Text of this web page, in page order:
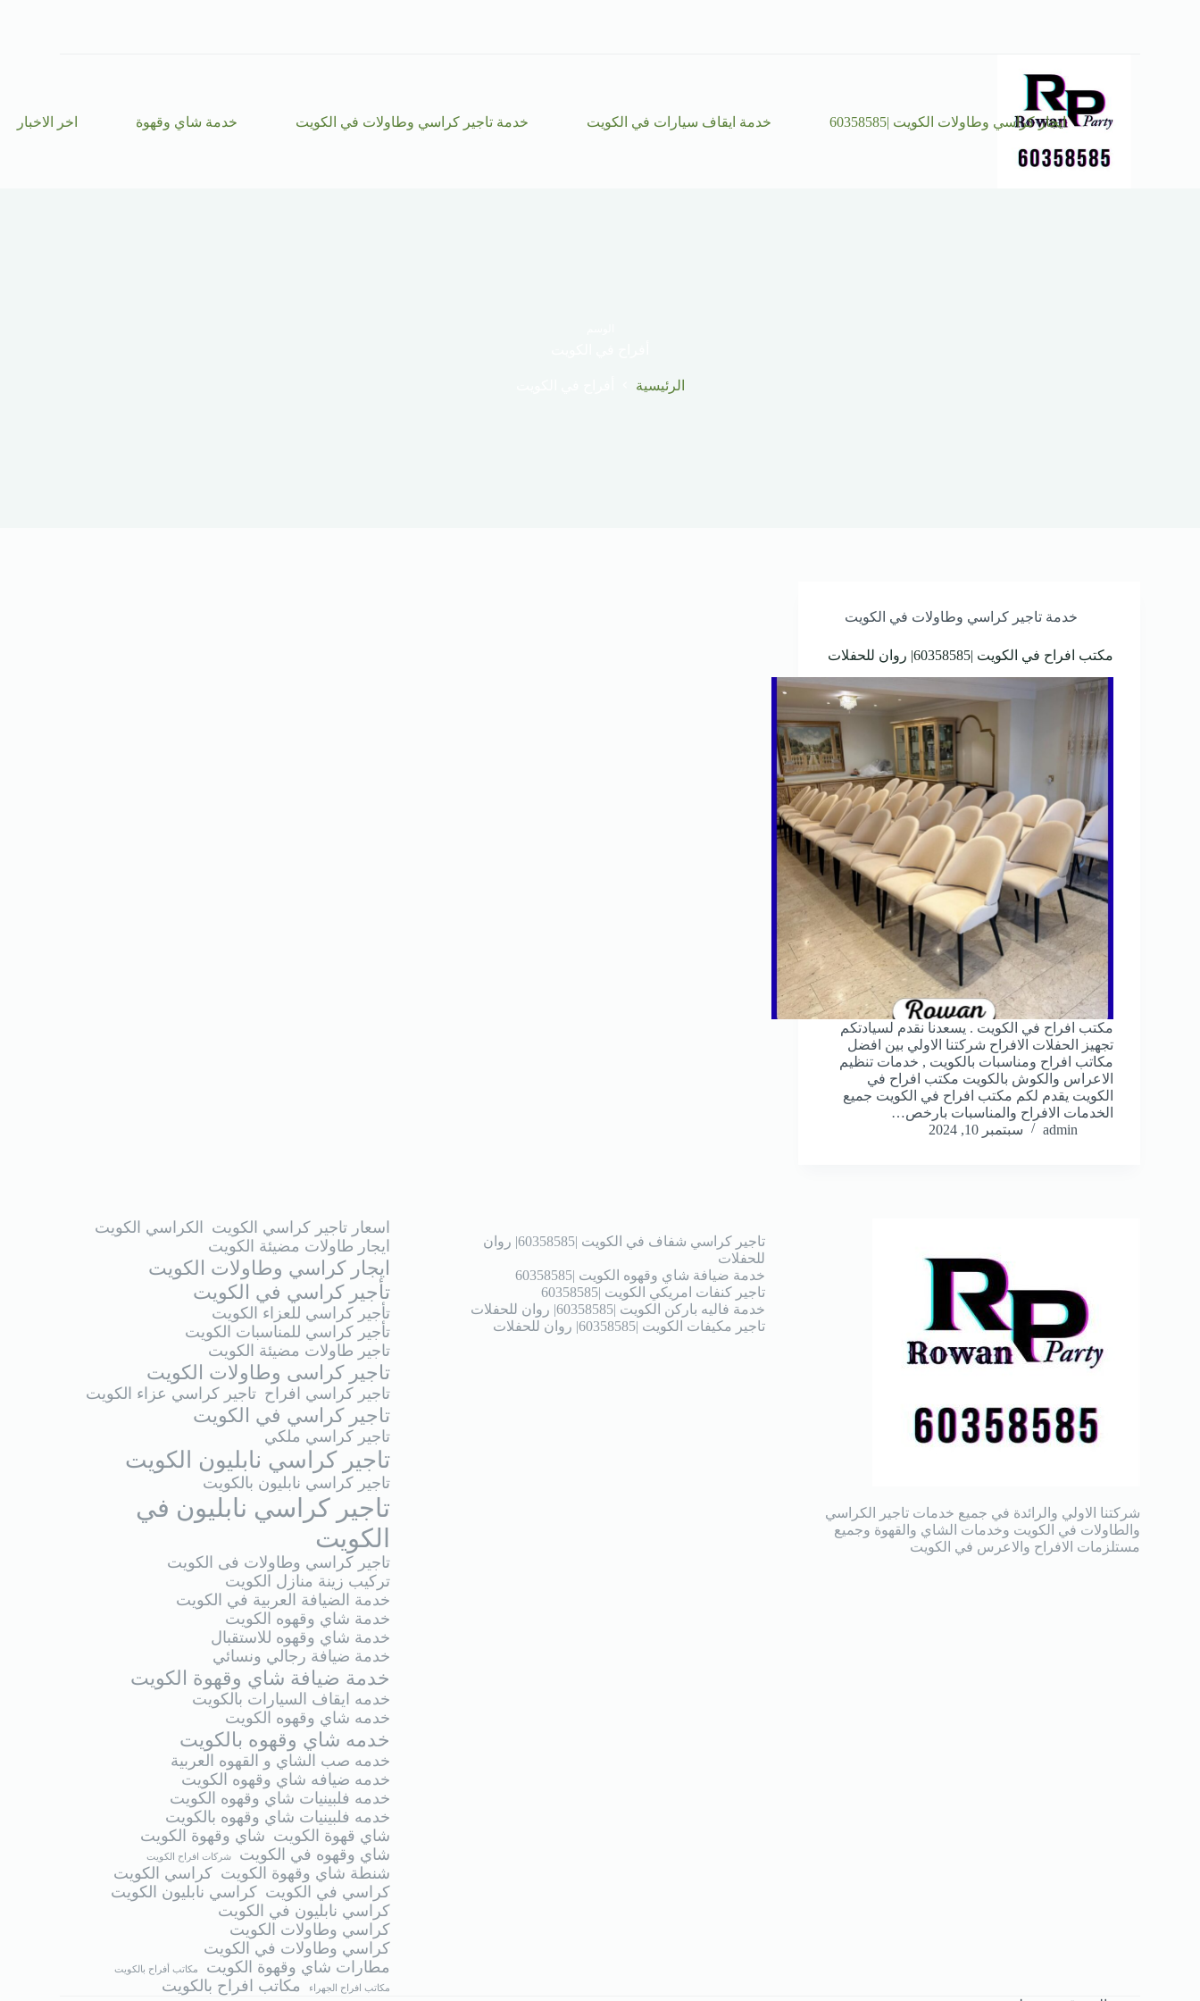
ايجار كراسي وطاولات الكويت |60358585 خدمة ايقاف سيارات في الكويت خدمة تاجير كراسي وطاولات في الكويت خدمة شاي وقهوة اخر الاخبار
الرئيسية
خدمة تاجير كراسي وطاولات في الكويت
مكتب افراح في الكويت |60358585| روان للحفلات
مكتب افراح في الكويت . يسعدنا نقدم لسيادتكم
تجهيز الحفلات الافراح شركتنا الاولي بين افضل
مكاتب افراح ومناسبات بالكويت , خدمات تنظيم
الاعراس والكوش بالكويت مكتب افراح في
الكويت يقدم لكم مكتب افراح في الكويت جميع
الخدمات الافراح والمناسبات بارخص…
admin
سبتمبر 10, 2024
شركتنا الاولي والرائدة في جميع خدمات تاجير الكراسي
والطاولات في الكويت وخدمات الشاي والقهوة وجميع
مستلزمات الافراح والاعرس في الكويت
تاجير كراسي شفاف في الكويت |60358585| روان
للحفلات
خدمة ضيافة شاي وقهوه الكويت |60358585
تاجير كنفات امريكي الكويت |60358585
خدمة فاليه باركن الكويت |60358585| روان للحفلات
تاجير مكيفات الكويت |60358585| روان للحفلات
اسعار تاجير كراسي الكويت
الكراسي الكويت
ايجار طاولات مضيئة الكويت
ايجار كراسي وطاولات الكويت
تأجير كراسي في الكويت
تأجير كراسي للعزاء الكويت
تأجير كراسي للمناسبات الكويت
تاجير طاولات مضيئة الكويت
تاجير كراسى وطاولات الكويت
تاجير كراسي افراح تاجير كراسي عزاء الكويت
تاجير كراسي في الكويت
تاجير كراسي ملكي
تاجير كراسي نابليون الكويت
تاجير كراسي نابليون بالكويت
تاجير كراسي نابليون في
الكويت
تاجير كراسي وطاولات فى الكويت
تركيب زينة منازل الكويت
خدمة الضيافة العربية في الكويت
خدمة شاي وقهوه الكويت
خدمة شاي وقهوه للاستقبال
خدمة ضيافة رجالي ونسائي
خدمة ضيافة شاي وقهوة الكويت
خدمه ايقاف السيارات بالكويت
خدمه شاي وقهوه الكويت
خدمه شاي وقهوه بالكويت
خدمه صب الشاي و القهوه العربية
خدمه ضيافه شاي وقهوه الكويت
خدمه فلبينيات شاي وقهوه الكويت
خدمه فلبينيات شاي وقهوه بالكويت
شاي قهوة الكويت شاي وقهوة الكويت
شاي وقهوه في الكويت
شركات افراح الكويت
شنطة شاي وقهوة الكويت كراسي الكويت
كراسي في الكويت كراسي نابليون الكويت
كراسي نابليون في الكويت
كراسي وطاولات الكويت
كراسي وطاولات في الكويت
مطارات شاي وقهوة الكويت
مكاتب أفراح بالكويت
مكاتب افراح الجهراء
مكاتب افراح بالكويت